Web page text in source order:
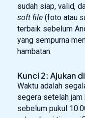
sudah siap, valid,
soft file (foto atau
terbaik sebelum
yang sempurna
hambatan.
Kunci 2: Ajukan
Waktu adalah
segera setelah
sebelum pukul